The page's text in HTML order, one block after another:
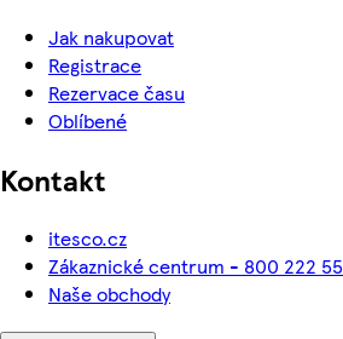
Jak nakupovat
Registrace
Rezervace času
Oblíbené
Kontakt
itesco.cz
Zákaznické centrum - 800 222
Naše obchody